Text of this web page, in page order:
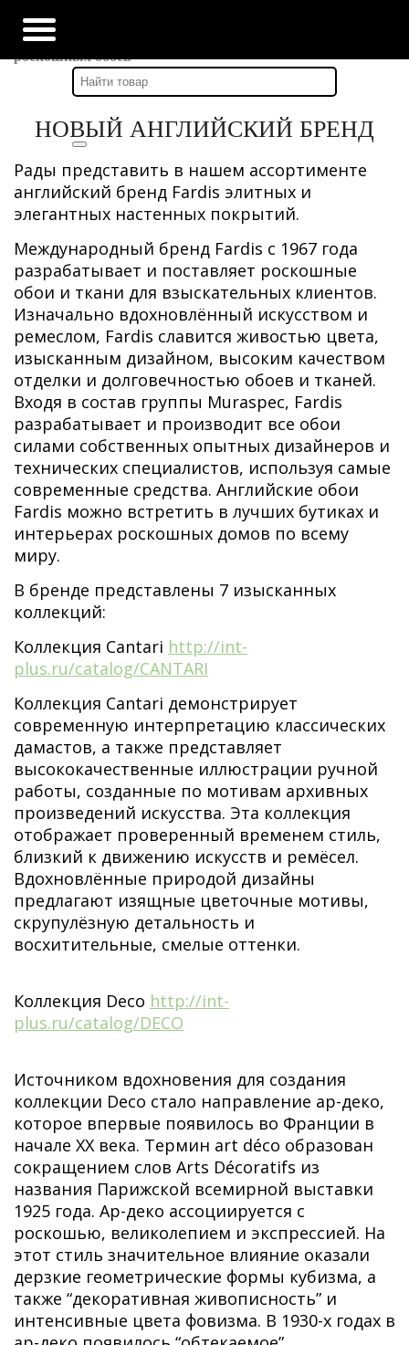
Наши новости
Новый английский бренд FARDIS элитных и
роскошных обоев
НОВЫЙ АНГЛИЙСКИЙ БРЕНД
Рады представить в нашем ассортименте
английский бренд Fardis элитных и
элегантных настенных покрытий.
Международный бренд Fardis с 1967 года
разрабатывает и поставляет роскошные
обои и ткани для взыскательных клиентов.
Изначально вдохновлённый искусством и
ремеслом, Fardis славится живостью цвета,
изысканным дизайном, высоким качеством
отделки и долговечностью обоев и тканей.
Входя в состав группы Muraspec, Fardis
разрабатывает и производит все обои
силами собственных опытных дизайнеров и
технических специалистов, используя самые
современные средства. Английские обои
Fardis можно встретить в лучших бутиках и
интерьерах роскошных домов по всему
миру.
В бренде представлены 7 изысканных
коллекций:
Коллекция Cantari http://int-
plus.ru/catalog/CANTARI
Коллекция Cantari демонстрирует
современную интерпретацию классических
дамастов, а также представляет
высококачественные иллюстрации ручной
работы, созданные по мотивам архивных
произведений искусства. Эта коллекция
отображает проверенный временем стиль,
близкий к движению искусств и ремёсел.
Вдохновлённые природой дизайны
предлагают изящные цветочные мотивы,
скрупулёзную детальность и
восхитительные, смелые оттенки.
Коллекция Deco http://int-
plus.ru/catalog/DECO
Источником вдохновения для создания
коллекции Deco стало направление ар-деко,
которое впервые появилось во Франции в
начале XX века. Термин art déco образован
сокращением слов Arts Décoratifs из
названия Парижской всемирной выставки
1925 года. Ар-деко ассоциируется с
роскошью, великолепием и экспрессией. На
этот стиль значительное влияние оказали
дерзкие геометрические формы кубизма, а
также “декоративная живописность” и
интенсивные цвета фовизма. В 1930-х годах в